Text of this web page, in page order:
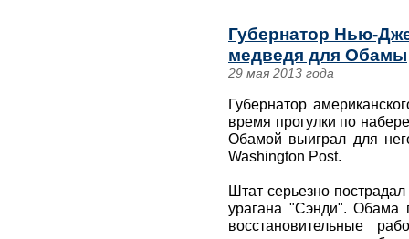
Губернатор Нью-
медведя для Обамы
29 мая 2013 года
Губернатор
время прогулки по
Обамой выиграл для
Washington Post.
Штат серьезно
урагана "Сэнди". Обама
восстановительные